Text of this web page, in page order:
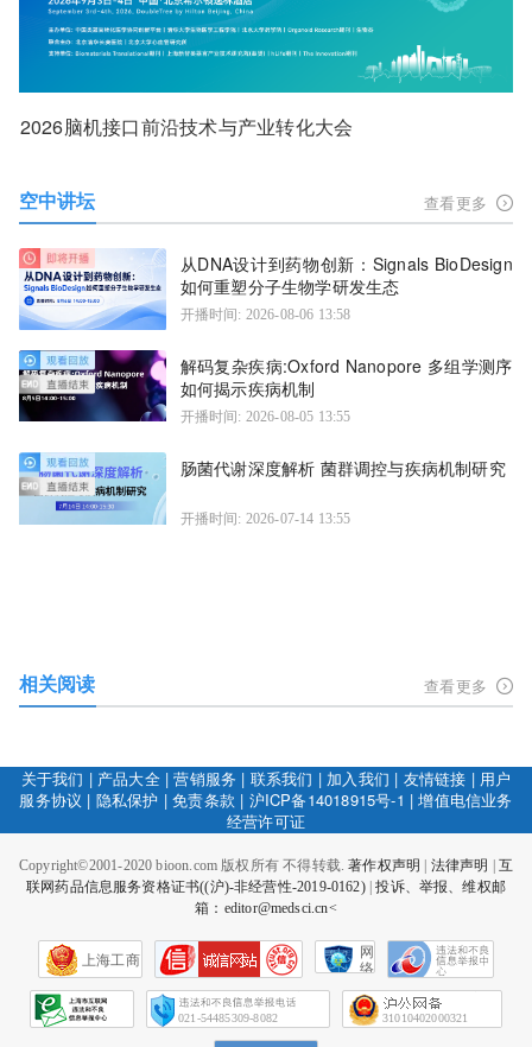
2026脑机接口前沿技术与产业转化大会
空中讲坛 查看更多
从DNA设计到药物创新：Signals BioDesign
如何重塑分子生物学研发生态
开播时间: 2026-08-06 13:58
解码复杂疾病:Oxford Nanopore 多组学测序
如何揭示疾病机制
开播时间: 2026-08-05 13:55
肠菌代谢深度解析 菌群调控与疾病机制研究
开播时间: 2026-07-14 13:55
相关阅读 查看更多
关于我们 | 产品大全|营销服务 | 联系我们 | 加入我们 | 友情链接 | 用户
服务协议 | 隐私保护 |免责条款 | 沪ICP备14018915号-1 |增值电信业务
经营许可证
Copyright©2001-2020 bioon.com 版权所有 不得转载.著作权声明 | 法律声明 | 互
联网药品信息服务资格证书((沪)-非经营性-2019-0162)|投诉、举报、维权邮
箱：editor@medsci.cn<
上海工商
网
络
会
征
021-54485309-8082 31010402000321